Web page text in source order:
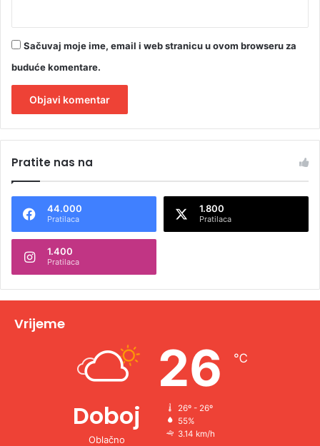
Sačuvaj moje ime, email i web stranicu u ovom browseru za
buduće komentare.
t
n
t
v
Pratite nas na
44.000
Pratilaca
1.800
Pratilaca
1.400
Pratilaca
Vrijeme
Doboj
Oblačno
26 ℃
26º - 26º
55%
3.14 km/h